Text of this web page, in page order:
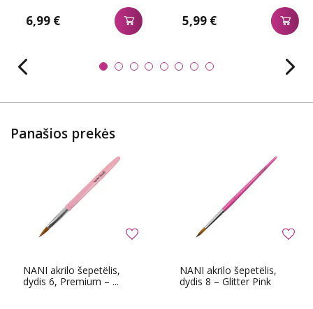
6,99 € 5,99 €
Panašios prekės
NANI akrilo šepetëlis,
dydis 6, Premium – ...
NANI akrilo šepetëlis,
dydis 8 – Glitter Pink